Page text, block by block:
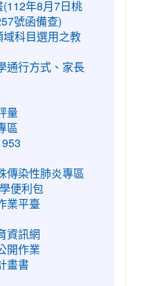
(112年8月7日桃
號函備查)
域科目選用之教
通行方式、家長
量
區
傳染性肺炎專區
便利包
業平臺
資訊網
開作業
畫書